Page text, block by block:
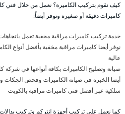
كيف نقوم بتركيب الكاميرة؟ نعمل من خلال فني
كاميرات دقيقة أو صغيرة ونوفر أيضاً:
خدمة تركيب كاميرات مراقبة مخفية تعمل
نوفر أيضا كاميرات مراقبة مخفية بأفضل أنواع
عالية
صيانة وتصليح الكاميرات بكافة أنواعها في شركة
أيضا الخبرة في صيانة الكاميرات وفحص الجكات
سلكية عبر أفضل فني كاميرات مراقبة بالكويت
كما نعمل على تركيب أجهزة انتركم وتركيب